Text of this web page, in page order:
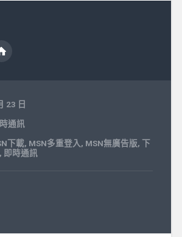
23 日
通訊
下載, MSN多重登入, MSN無廣告版, 下
即時通訊